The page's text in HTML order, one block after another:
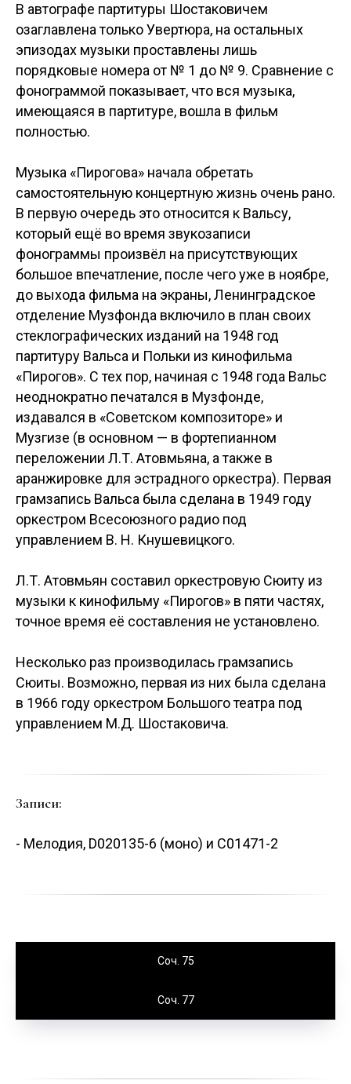
В автографе партитуры Шостаковичем
озаглавлена только Увертюра, на остальных
эпизодах музыки проставлены лишь
порядковые номера от № 1 до № 9. Сравнение с
фонограммой показывает, что вся музыка,
имеющаяся в партитуре, вошла в фильм
полностью.
Музыка «Пирогова» начала обретать
самостоятельную концертную жизнь очень рано.
В первую очередь это относится к Вальсу,
который ещё во время звукозаписи
фонограммы произвёл на присутствующих
большое впечатление, после чего уже в ноябре,
до выхода фильма на экраны, Ленинградское
отделение Музфонда включило в план своих
стеклографических изданий на 1948 год
партитуру Вальса и Польки из кинофильма
«Пирогов». С тех пор, начиная с 1948 года Вальс
неоднократно печатался в Музфонде,
издавался в «Советском композиторе» и
Музгизе (в основном — в фортепианном
переложении Л.Т. Атовмьяна, а также в
аранжировке для эстрадного оркестра). Первая
грамзапись Вальса была сделана в 1949 году
оркестром Всесоюзного радио под
управлением В. Н. Кнушевицкого.
Л.Т. Атовмьян составил оркестровую Сюиту из
музыки к кинофильму «Пирогов» в пяти частях,
точное время её составления не установлено.
Несколько раз производилась грамзапись
Сюиты. Возможно, первая из них была сделана
в 1966 году оркестром Большого театра под
управлением М.Д. Шостаковича.
Записи:
- Мелодия, D020135-6 (моно) и С01471-2
Соч. 75
Соч. 77